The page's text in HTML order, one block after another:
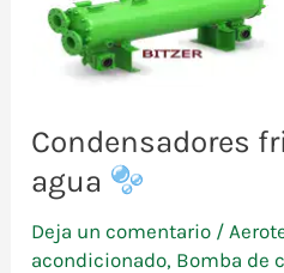
Condensadores
agua
Deja un comentario /
acondicionado, Bomba de